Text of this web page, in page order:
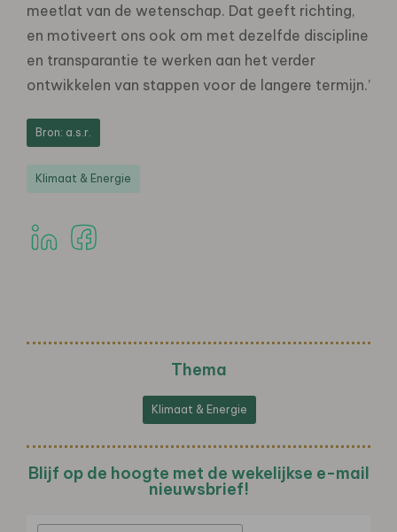
meetlat van de wetenschap. Dat geeft richting,
en motiveert ons ook om met dezelfde discipline
en transparantie te werken aan het verder
ontwikkelen van stappen voor de langere termijn.’
Bron: a.s.r.
Klimaat & Energie
Thema
Klimaat & Energie
Blijf op de hoogte met de wekelijkse e-mail
nieuwsbrief!